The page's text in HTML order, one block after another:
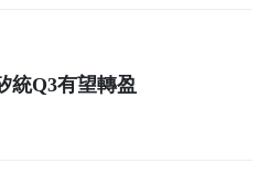
統Q3有望轉盈